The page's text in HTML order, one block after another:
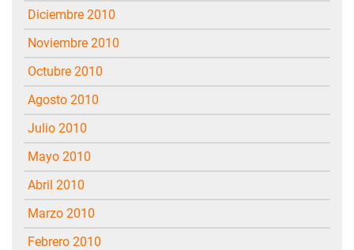
diciembre 2010
noviembre 2010
octubre 2010
agosto 2010
julio 2010
mayo 2010
abril 2010
marzo 2010
febrero 2010